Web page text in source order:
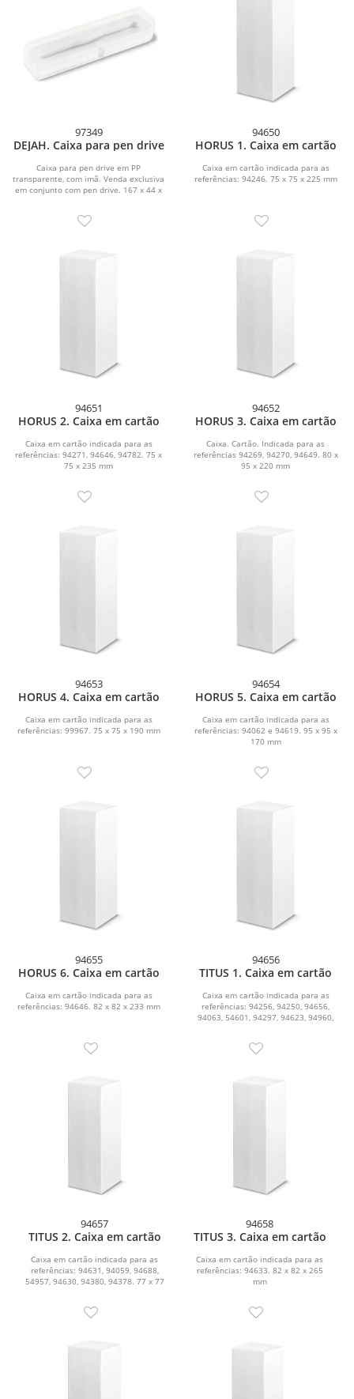
97349
DEJAH. Caixa para pen drive
Caixa para pen drive em PP
transparente, com imã. Venda exclusiva
em conjunto com pen drive. 167 x 44 x
94650
HORUS 1. Caixa em cartão
Caixa em cartão indicada para as
referências: 94246. 75 x 75 x 225 mm
94651
HORUS 2. Caixa em cartão
Caixa em cartão indicada para as
referências: 94271, 94646, 94782. 75 x
75 x 235 mm
94652
HORUS 3. Caixa em cartão
Caixa. Cartão. Indicada para as
referências 94269, 94270, 94649. 80 x
95 x 220 mm
94653
HORUS 4. Caixa em cartão
Caixa em cartão indicada para as
referências: 99967. 75 x 75 x 190 mm
94654
HORUS 5. Caixa em cartão
Caixa em cartão indicada para as
referências: 94062 e 94619. 95 x 95 x
170 mm
94655
HORUS 6. Caixa em cartão
Caixa em cartão indicada para as
referências: 94646. 82 x 82 x 233 mm
94656
TITUS 1. Caixa em cartão
Caixa em cartão indicada para as
referências: 94256, 94250, 94656,
94063, 54601, 94297, 94623, 94960,
94657
TITUS 2. Caixa em cartão
Caixa em cartão indicada para as
referências: 94631, 94059, 94688,
54957, 94630, 94380, 94378. 77 x 77
94658
TITUS 3. Caixa em cartão
Caixa em cartão indicada para as
referências: 94633. 82 x 82 x 265
mm